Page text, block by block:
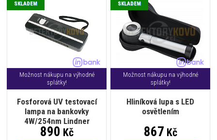
Možnost nákupu na výhodné
splátky!
Fosforová UV testovací
lampa na bankovky
4W/254nm Lindner
SKLADEM
890 Kč
Možnost nákupu na výhodné
splátky!
Hliníková lupa s LED
osvětlením
SKLADEM
867 Kč